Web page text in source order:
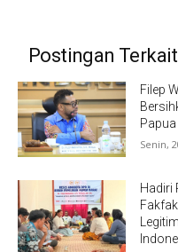
Postingan Terkait
Filep
Senin,
Hadiri